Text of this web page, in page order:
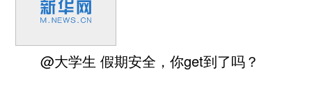
@大学生 假期安全，你get到了吗？